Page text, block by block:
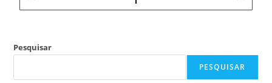
Pesquisar
PESQUISAR